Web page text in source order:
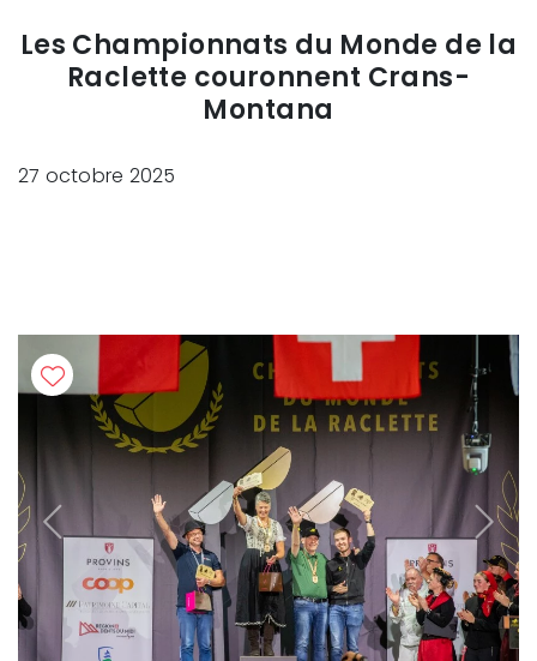
Les Championnats du Monde de la
Raclette couronnent Crans-
Montana
27 octobre 2025
Previous Next